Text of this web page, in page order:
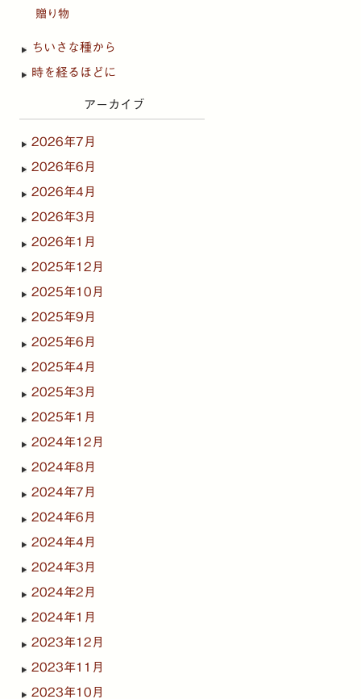
贈り物
ちいさな種から
時を経るほどに
アーカイブ
2026年7月
2026年6月
2026年4月
2026年3月
2026年1月
2025年12月
2025年10月
2025年9月
2025年6月
2025年4月
2025年3月
2025年1月
2024年12月
2024年8月
2024年7月
2024年6月
2024年4月
2024年3月
2024年2月
2024年1月
2023年12月
2023年11月
2023年10月